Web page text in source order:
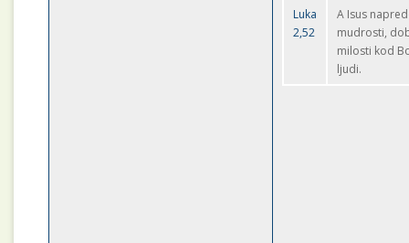
Luka
2,52
A Isus
mudrosti,
milosti kod
ljudi.